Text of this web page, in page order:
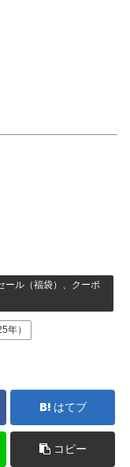
ール（福袋）、クーポ
年）
はてブ
コピー